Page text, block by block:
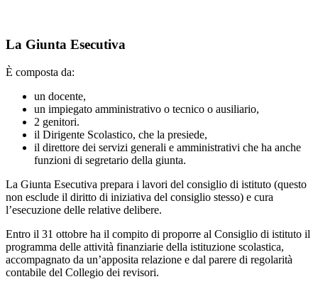
La Giunta Esecutiva
È composta da:
un docente,
un impiegato amministrativo o tecnico o ausiliario,
2 genitori.
il Dirigente Scolastico, che la presiede,
il direttore dei servizi generali e amministrativi che ha anche
funzioni di segretario della giunta.
La Giunta Esecutiva prepara i lavori del consiglio di istituto (questo
non esclude il diritto di iniziativa del consiglio stesso) e cura
l’esecuzione delle relative delibere.
Entro il 31 ottobre ha il compito di proporre al Consiglio di istituto il
programma delle attività finanziarie della istituzione scolastica,
accompagnato da un’apposita relazione e dal parere di regolarità
contabile del Collegio dei revisori.